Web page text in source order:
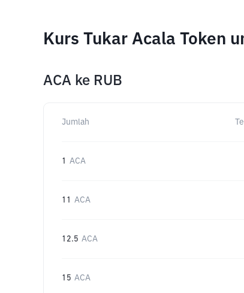
Kurs Tukar Acala Token
ACA ke RUB
Jumlah
1 ACA
11 ACA
12.5 ACA
15 ACA